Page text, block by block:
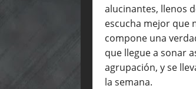
alucinantes, llenos
escucha mejor que
compone una
que llegue a sonar
agrupación, y se
la semana.